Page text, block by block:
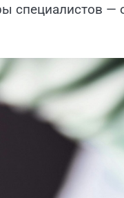
специалистов —